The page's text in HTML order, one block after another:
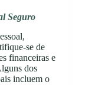
Seguro
se de
financeiras e
dos
incluem o